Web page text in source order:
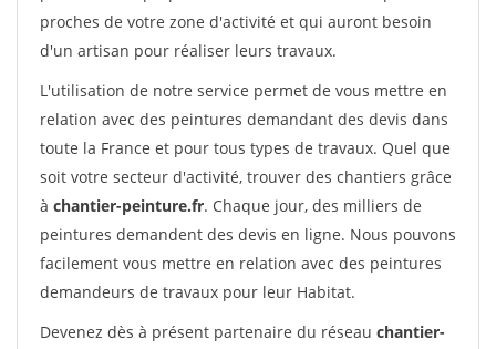
proches de votre zone d'activité et qui auront besoin
d'un artisan pour réaliser leurs travaux.
L'utilisation de notre service permet de vous mettre en
relation avec des peintures demandant des devis dans
toute la France et pour tous types de travaux. Quel que
soit votre secteur d'activité, trouver des chantiers grâce
à chantier-peinture.fr. Chaque jour, des milliers de
peintures demandent des devis en ligne. Nous pouvons
facilement vous mettre en relation avec des peintures
demandeurs de travaux pour leur Habitat.
Devenez dès à présent partenaire du réseau chantier-